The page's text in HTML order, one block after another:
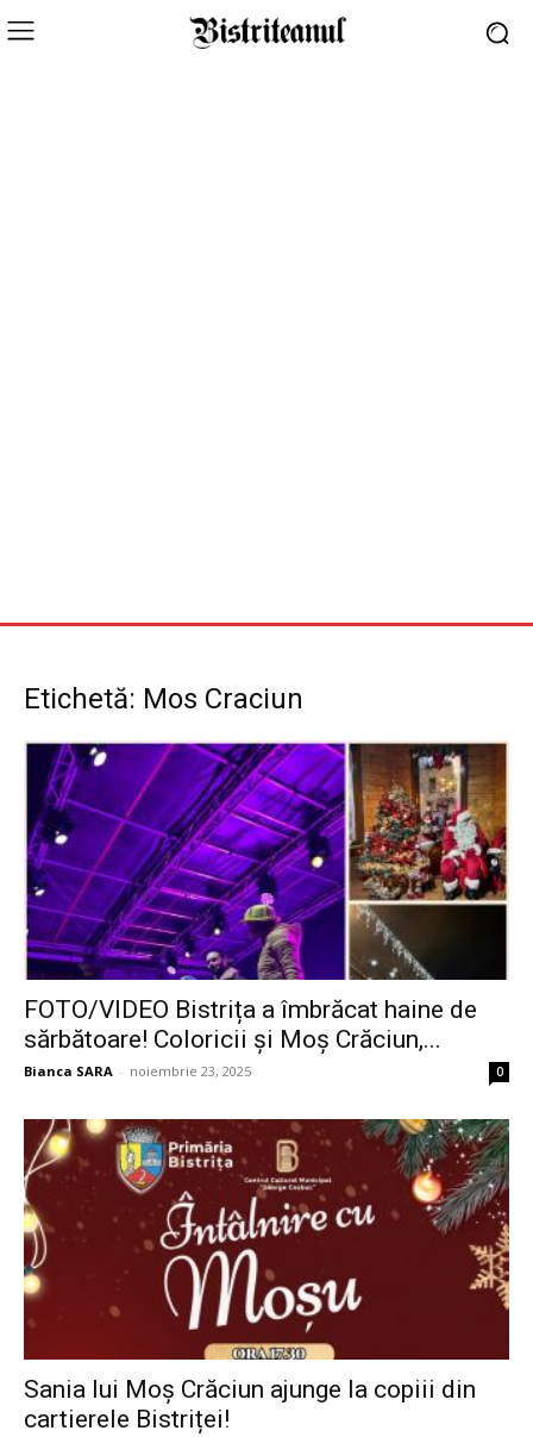
Etichetă: Mos Craciun
FOTO/VIDEO Bistrița a îmbrăcat haine de
sărbătoare! Coloricii și Moș Crăciun,...
Bianca SARA - noiembrie 23, 2025 0
Sania lui Moș Crăciun ajunge la copiii din
cartierele Bistriței!